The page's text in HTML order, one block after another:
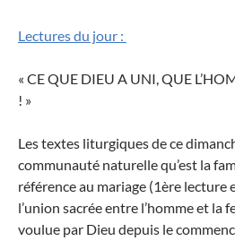
Lectures du jour :
« CE QUE DIEU A UNI, QUE
! »
Les textes liturgiques de ce
communauté naturelle qu’est la
référence au mariage (1ère lecture
l’union sacrée entre l’homme et la
voulue par Dieu depuis le